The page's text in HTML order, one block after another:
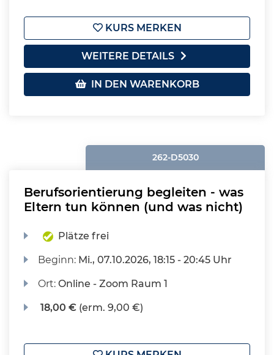
KURS MERKEN
WEITERE DETAILS
IN DEN WARENKORB
262-D5030
Berufsorientierung begleiten - was
Eltern tun können (und was nicht)
Plätze frei
Beginn: Mi., 07.10.2026, 18:15 - 20:45 Uhr
Ort:Online - Zoom Raum 1
18,00 € (erm. 9,00 €)